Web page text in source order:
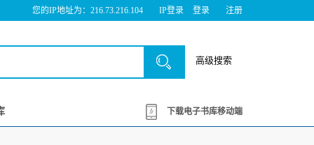
您的IP地址为：216.73.216.104 IP登录 登录 注册
高级搜索
下载电子书库移动端